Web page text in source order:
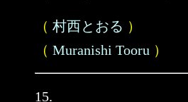
（ 村西とおる ）
（ Muranishi Tooru ）
15.